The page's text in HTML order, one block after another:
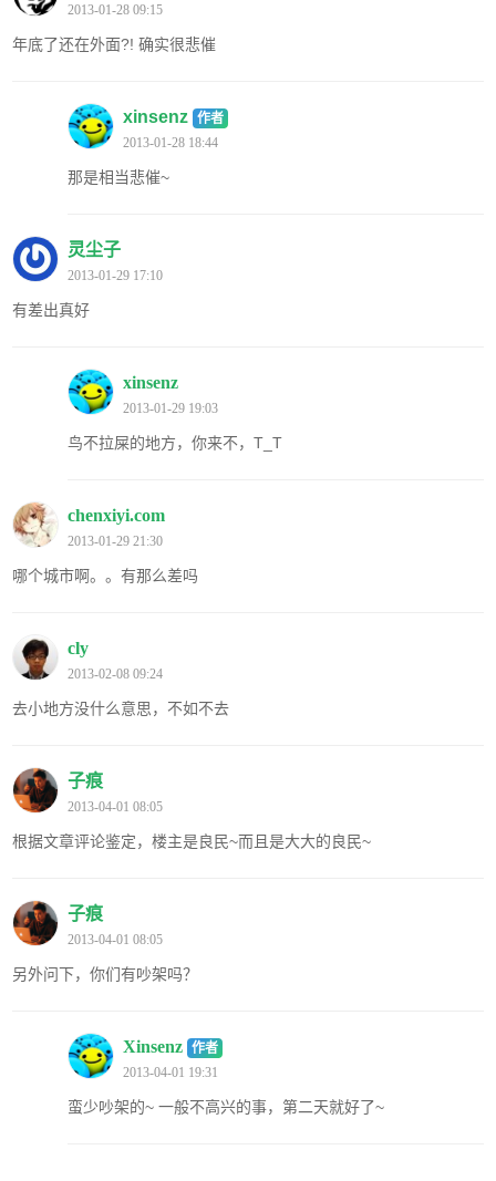
2013-01-28 09:15
年底了还在外面?! 确实很悲催
xinsenz 作者
2013-01-28 18:44
那是相当悲催~
灵尘子
2013-01-29 17:10
有差出真好
xinsenz
2013-01-29 19:03
鸟不拉屎的地方，你来不，T_T
chenxiyi.com
2013-01-29 21:30
哪个城市啊。。有那么差吗
cly
2013-02-08 09:24
去小地方没什么意思，不如不去
子痕
2013-04-01 08:05
根据文章评论鉴定，楼主是良民~而且是大大的良民~
子痕
2013-04-01 08:05
另外问下，你们有吵架吗？
Xinsenz 作者
2013-04-01 19:31
蛮少吵架的~ 一般不高兴的事，第二天就好了~